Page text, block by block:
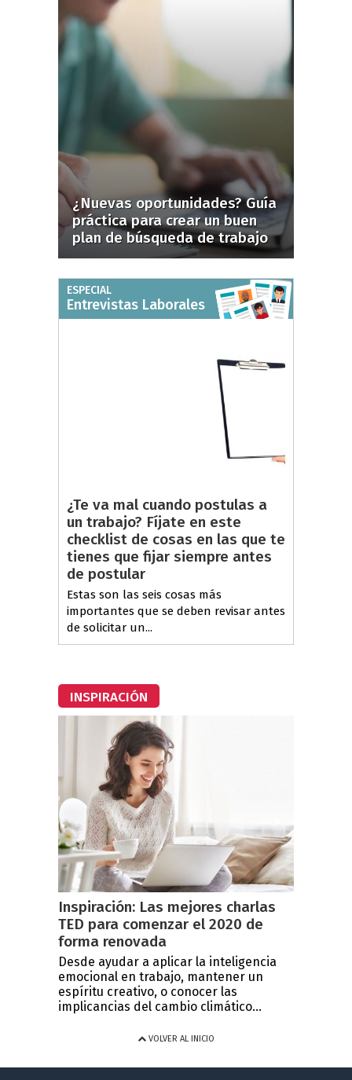
¿Nuevas oportunidades? Guía
práctica para crear un buen
plan de búsqueda de trabajo
ESPECIAL
Entrevistas Laborales
¿Te va mal cuando postulas a
un trabajo? Fíjate en este
checklist de cosas en las que te
tienes que fijar siempre antes
de postular
Estas son las seis cosas más
importantes que se deben revisar antes
de solicitar un...
INSPIRACIÓN
Inspiración: Las mejores charlas
TED para comenzar el 2020 de
forma renovada
Desde ayudar a aplicar la inteligencia
emocional en trabajo, mantener un
espíritu creativo, o conocer las
implicancias del cambio climático...
VOLVER AL INICIO